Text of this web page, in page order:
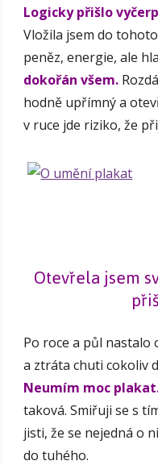
Logicky přišlo
Vložila jsem do
peněz, energie, ale
dokořán všem.
hodně upřímný a
v ruce jde riziko, že
Otevřela jsem
Po roce a půl nastalo
a ztráta chuti cokoliv
Neumím moc
taková. Smiřuji se s
jisti, že se nejedná o
do tuhého.